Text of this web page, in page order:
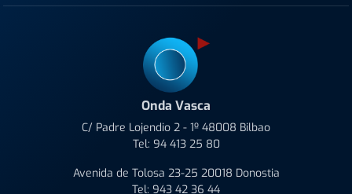
Onda Vasca
C/ Padre Lojendio 2 - 1º 48008 Bilbao
Tel: 94 413 25 80
Avenida de Tolosa 23-25 20018 Donostia
Tel: 943 42 36 44